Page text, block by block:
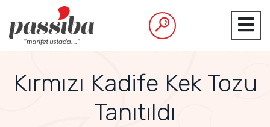
Kırmızı Kadife Kek Tozu
Tanıtıldı